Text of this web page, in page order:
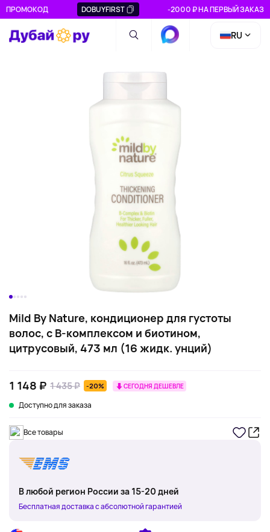
ПРОМОКОД DOBUYFIRST -2000 ₽ НА ПЕРВЫЙ ЗАКАЗ
RU
Mild By Nature, кондиционер для густоты
волос, с В-комплексом и биотином,
цитрусовый, 473 мл (16 жидк. унций)
1 148 ₽ 1 435 ₽ -20% СЕГОДНЯ ДЕШЕВЛЕ
Доступно для заказа
Все товары
В любой регион России за 15-20 дней
Бесплатная доставка с абсолютной гарантией